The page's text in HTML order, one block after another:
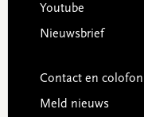
Youtube
Nieuwsbrief
Contact en colofon
Meld nieuws